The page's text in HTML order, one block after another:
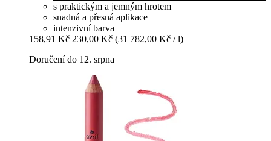
s praktickým a jemným hrotem
snadná a přesná aplikace
intenzivní barva
158,91 Kč 230,00 Kč (31 782,00 Kč / l)
Doručení do 12. srpna